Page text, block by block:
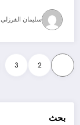
سليمان الفرزلي
تعدد
صفحات
المقالات
2
3
بحث